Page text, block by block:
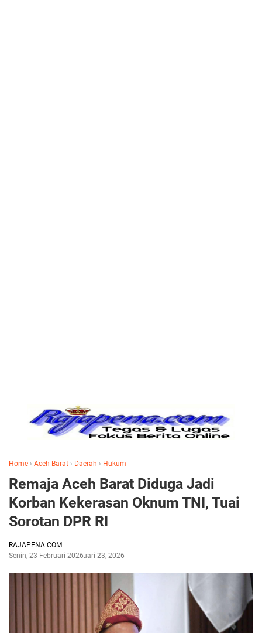
Home › Aceh Barat › Daerah › Hukum
Remaja Aceh Barat Diduga Jadi
Korban Kekerasan Oknum TNI, Tuai
Sorotan DPR RI
RAJAPENA.COM
Senin, 23 Februari 2026Februari 23, 2026